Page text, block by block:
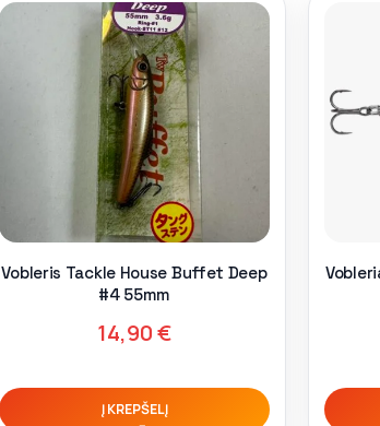
Vobleris Tackle House Buffet Deep
#4 55mm
14,90€
Į KREPŠELĮ